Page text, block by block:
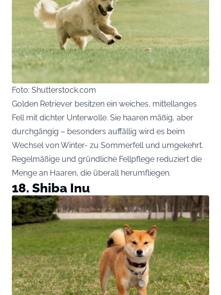
Foto: Shutterstock.com
Golden Retriever besitzen ein weiches, mittellanges
Fell mit dichter Unterwolle. Sie haaren mäßig, aber
durchgängig – besonders auffällig wird es beim
Wechsel von Winter- zu Sommerfell und umgekehrt.
Regelmäßige und gründliche Fellpflege reduziert die
Menge an Haaren, die überall herumfliegen.
18. Shiba Inu